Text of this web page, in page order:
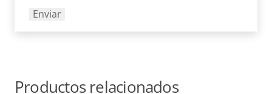
Productos relacionados